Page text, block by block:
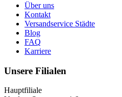
Über uns
Kontakt
Versandservice Städte
Blog
FAQ
Karriere
Unsere Filialen
Hauptfiliale